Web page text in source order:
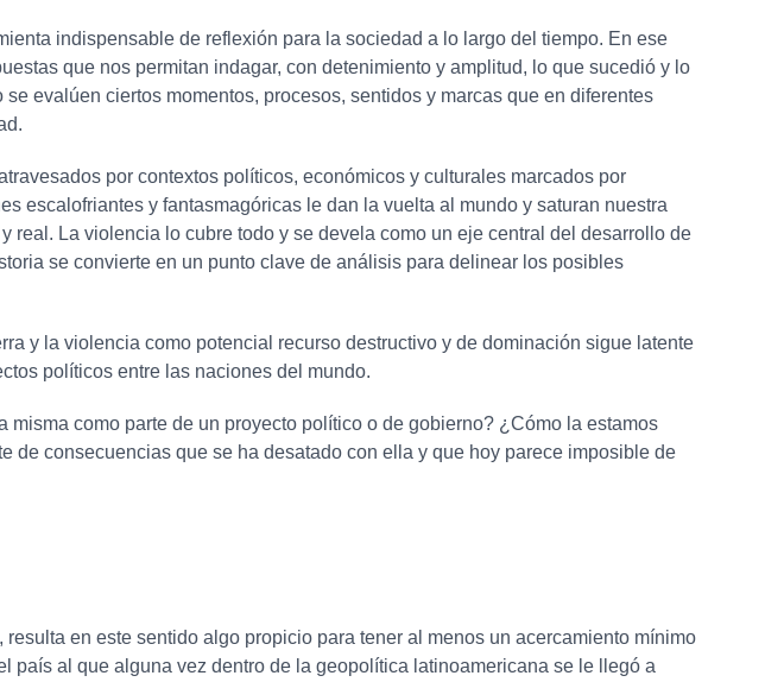
indispensable de reflexión para la sociedad a lo largo del tiempo. En ese
que nos permitan indagar, con detenimiento y amplitud, lo que sucedió y lo
evalúen ciertos momentos, procesos, sentidos y marcas que en diferentes
por contextos políticos, económicos y culturales marcados por
escalofriantes y fantasmagóricas le dan la vuelta al mundo y saturan nuestra
La violencia lo cubre todo y se devela como un eje central del desarrollo de
se convierte en un punto clave de análisis para delinear los posibles
y la violencia como potencial recurso destructivo y de dominación sigue latente
políticos entre las naciones del mundo.
como parte de un proyecto político o de gobierno? ¿Cómo la estamos
consecuencias que se ha desatado con ella y que hoy parece imposible de
en este sentido algo propicio para tener al menos un acercamiento mínimo
al que alguna vez dentro de la geopolítica latinoamericana se le llegó a